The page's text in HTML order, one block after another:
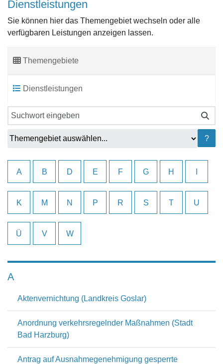
Dienstleistungen
Sie können hier das Themengebiet wechseln oder alle
verfügbaren Leistungen anzeigen lassen.
Themengebiete
Dienstleistungen
?
A B D E F G H
K M N P R S T U
Ü V W
A
Aktenvernichtung (Landkreis Goslar)
Anordnung verkehrsregelnder Maßnahmen (Stadt
Bad Harzburg)
Antrag auf Ausnahmegenehmigung gesperrte